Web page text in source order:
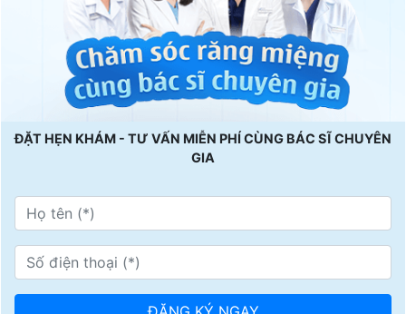
ĐẶT HẸN KHÁM - TƯ VẤN MIỄN PHÍ CÙNG BÁC SĨ CHUYÊN
GIA